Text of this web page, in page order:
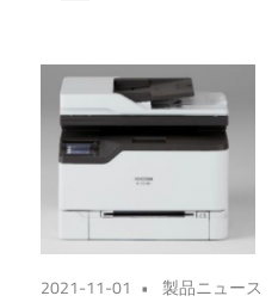
2021-11-01 製品ニュース